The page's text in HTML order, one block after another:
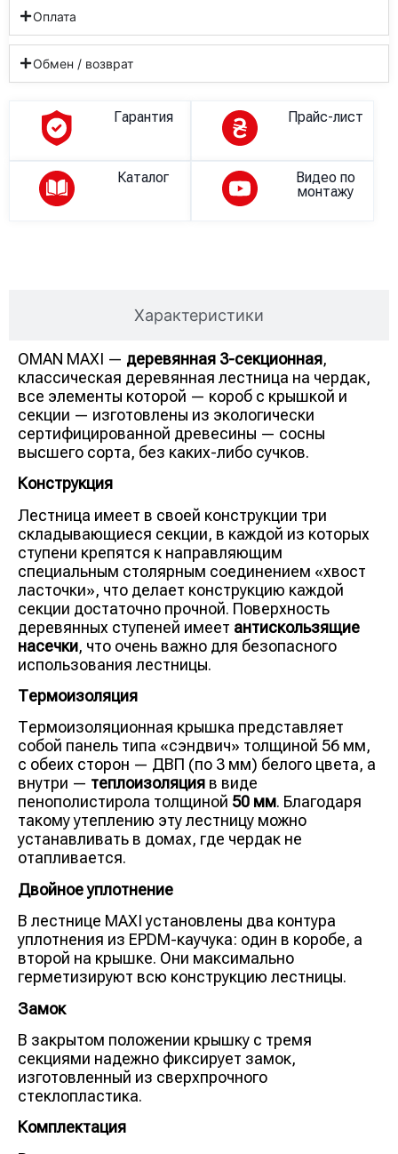
Оплата
Обмен / возврат
Гарантия Прайс-лист
Каталог
Видео по
монтажу
Характеристики
OMAN MAXI — деревянная 3-секционная,
классическая деревянная лестница на чердак,
все элементы которой — короб с крышкой и
секции — изготовлены из экологически
сертифицированной древесины — сосны
высшего сорта, без каких-либо сучков.
Конструкция
Лестница имеет в своей конструкции три
складывающиеся секции, в каждой из которых
ступени крепятся к направляющим
специальным столярным соединением «хвост
ласточки», что делает конструкцию каждой
секции достаточно прочной. Поверхность
деревянных ступеней имеет антискользящие
насечки, что очень важно для безопасного
использования лестницы.
Термоизоляция
Термоизоляционная крышка представляет
собой панель типа «сэндвич» толщиной 56 мм,
с обеих сторон — ДВП (по 3 мм) белого цвета, а
внутри — теплоизоляция в виде
пенополистирола толщиной 50 мм. Благодаря
такому утеплению эту лестницу можно
устанавливать в домах, где чердак не
отапливается.
Двойное уплотнение
В лестнице MAXI установлены два контура
уплотнения из EPDM-каучука: один в коробе, а
второй на крышке. Они максимально
герметизируют всю конструкцию лестницы.
Замок
В закрытом положении крышку с тремя
секциями надежно фиксирует замок,
изготовленный из сверхпрочного
стеклопластика.
Комплектация